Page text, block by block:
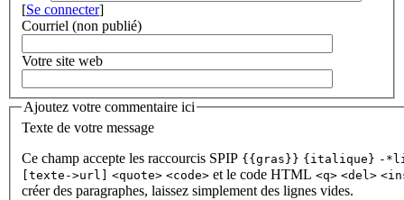
[Se connecter]
Courriel (non publié)
Votre site web
Ajoutez votre commentaire ici
Texte de votre message
Ce champ accepte les raccourcis SPIP {{gras}} {italique} -
[texte->url]
<quote> <code> et le code HTML <q> <del>
créer des paragraphes, laissez simplement des lignes vides.